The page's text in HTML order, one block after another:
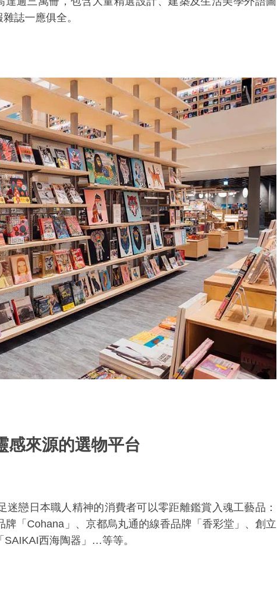
誌一應俱全。
感來源的選物平台
迷戀日本職人精神的消費者可以零距離鑑賞入魂工藝品：
牌「 Cohana 」、京都烏丸通的線香品牌「香彩堂」、創立
SAIKAI西海陶器」…等等。